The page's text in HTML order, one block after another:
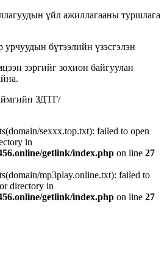
үйл ажиллагааны туршлага
бүтээлийн үзэсгэлэн
зэргийг зохион байгуулан
ЗДТГ/
sexxx.top.txt): failed to open
in
getlink/index.php on line 27
mp3play.online.txt): failed to
directory in
getlink/index.php on line 27